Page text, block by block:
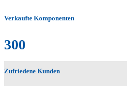
Verkaufte Komponenten
300
Zufriedene Kunden